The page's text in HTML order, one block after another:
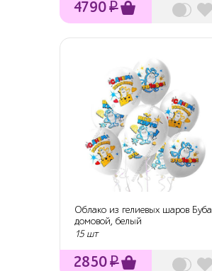
4790₽
Облако из гелиевых шаров Буба
домовой, белый
15 шт
2850₽